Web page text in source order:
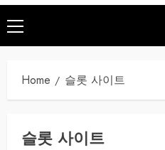
Primary
Menu
Home 슬롯 사이트
슬롯 사이트